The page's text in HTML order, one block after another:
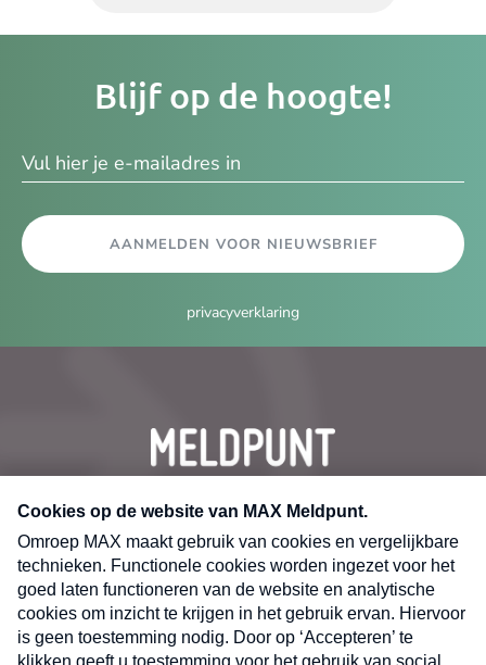
Blijf op de hoogte!
AANMELDEN VOOR NIEUWSBRIEF
privacyverklaring
CONTACT
Volg ons op